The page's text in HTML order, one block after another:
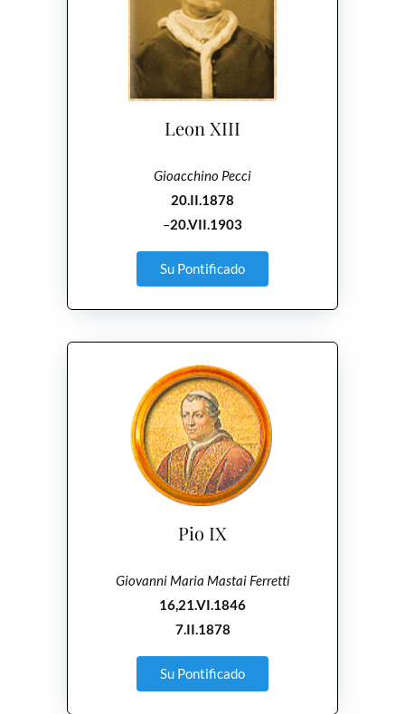
Leon XIII
Gioacchino Pecci
20.II.1878
–20.VII.1903
Su Pontificado
Pio IX
Giovanni Maria Mastai Ferretti
16,21.VI.1846
7.II.1878
Su Pontificado